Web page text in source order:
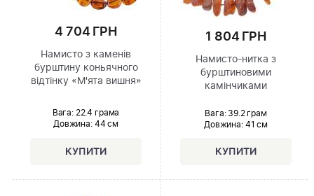
4 704 ГРН
Намисто з каменів
бурштину коньячного
відтінку «М'ята вишня»
Вага: 22.4 грама
Довжина:44 см
1 804 ГРН
Намисто-нитка з
бурштиновими
камінчиками
Вага: 39.2 грам
Довжина:41 см